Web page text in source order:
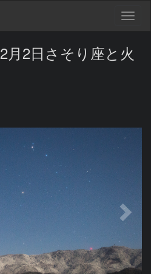
2月2日さそり座と火